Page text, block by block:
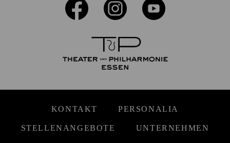
KONTAKT PERSONALIA
STELLENANGEBOTE UNTERNEHMEN